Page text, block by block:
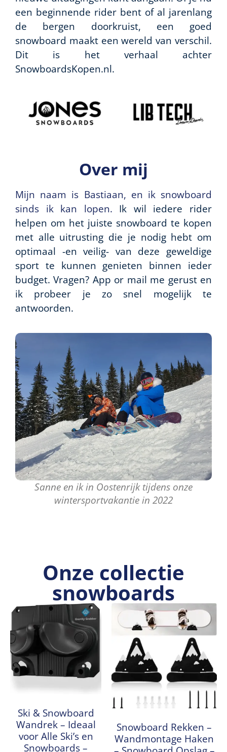
een beginnende rider bent of al jarenlang
de bergen doorkruist, een goed
snowboard maakt een wereld van verschil.
Dit is het verhaal achter
SnowboardsKopen.nl.
Over mij
Mijn naam is Bastiaan, en ik snowboard
sinds ik kan lopen. Ik wil iedere rider
helpen om het juiste snowboard te kopen
met alle uitrusting die je nodig hebt om
optimaal -en veilig- van deze geweldige
sport te kunnen genieten binnen ieder
budget. Vragen? App or mail me gerust en
ik probeer je zo snel mogelijk te
antwoorden.
Sanne en ik in Oostenrijk tijdens onze
wintersportvakantie in 2022
Onze collectie
snowboards
Ski & Snowboard
Wandrek – Ideaal
voor Alle Ski’s en
Snowboards –
Snowboard Rekken –
Wandmontage Haken